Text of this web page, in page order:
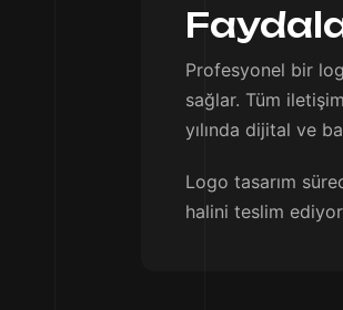
Profesyonel bir
sağlar. Tüm
yılında dijital ve
Logo tasarım
halini teslim